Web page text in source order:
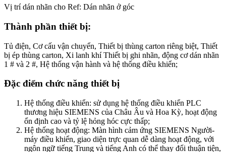
Vị trí dán nhãn cho Ref: Dán nhãn ở góc
Thành phần thiết bị:
Tủ điện, Cơ cấu vận chuyển, Thiết bị thùng carton riêng biệt, Thiết
bị ép thùng carton, Xi lanh khí Thiết bị ghi nhãn, động cơ dán nhãn
1 # và 2 #, Hệ thống vận hành và hệ thống điều khiển;
Đặc điểm chức năng thiết bị
Hệ thống điều khiển: sử dụng hệ thống điều khiển PLC
thương hiệu SIEMENS của Châu Âu và Hoa Kỳ, hoạt động
ổn định cao và tỷ lệ hỏng hóc cực thấp;
Hệ thống hoạt động: Màn hình cảm ứng SIEMENS Người-
máy điều khiển, giao diện trực quan dễ dàng hoạt động, với
ngôn ngữ tiếng Trung và tiếng Anh có thể thay đổi thuận tiện,